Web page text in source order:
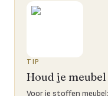
TIP
Houd je
Voor je stoffen meubel: